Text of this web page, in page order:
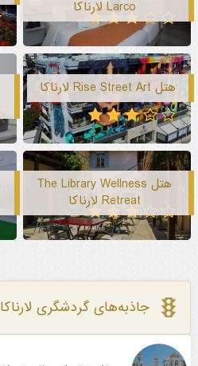
Larco لارناکا
هتل Rise Street Art لارناکا
هتل The Library Wellness
Retreat لارناکا
جاذبه‌های گردشگری لارناکا